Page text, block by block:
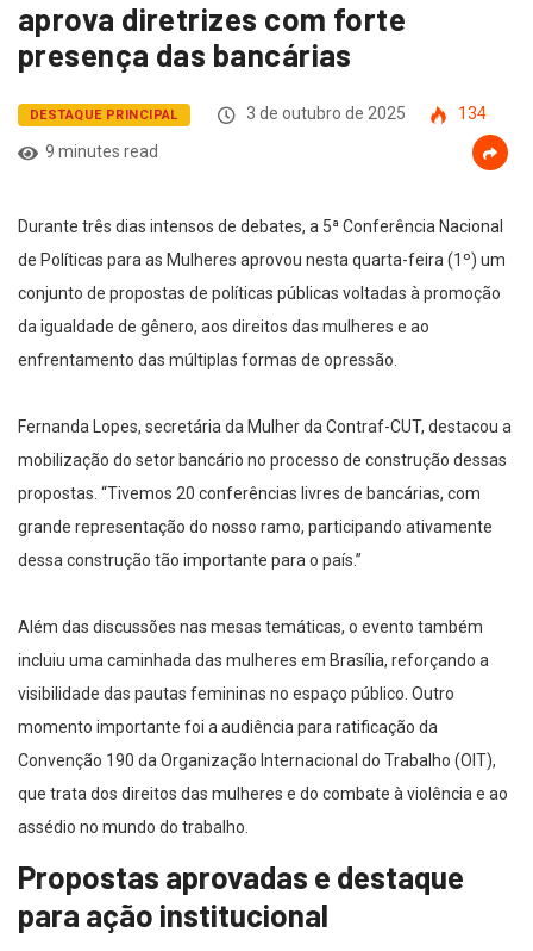
aprova diretrizes com forte
presença das bancárias
DESTAQUE PRINCIPAL 3 de outubro de 2025
134
9 minutes read
Durante três dias intensos de debates, a 5ª Conferência Nacional
de Políticas para as Mulheres aprovou nesta quarta-feira (1º) um
conjunto de propostas de políticas públicas voltadas à promoção
da igualdade de gênero, aos direitos das mulheres e ao
enfrentamento das múltiplas formas de opressão.
Fernanda Lopes, secretária da Mulher da Contraf-CUT, destacou a
mobilização do setor bancário no processo de construção dessas
propostas. “Tivemos 20 conferências livres de bancárias, com
grande representação do nosso ramo, participando ativamente
dessa construção tão importante para o país.”
Além das discussões nas mesas temáticas, o evento também
incluiu uma caminhada das mulheres em Brasília, reforçando a
visibilidade das pautas femininas no espaço público. Outro
momento importante foi a audiência para ratificação da
Convenção 190 da Organização Internacional do Trabalho (OIT),
que trata dos direitos das mulheres e do combate à violência e ao
assédio no mundo do trabalho.
Propostas aprovadas e destaque
para ação institucional